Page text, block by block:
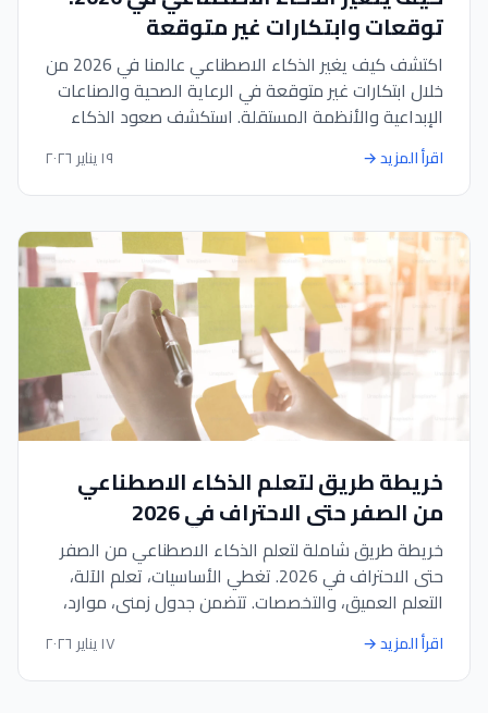
توقعات وابتكارات غير متوقعة
اكتشف كيف يغير الذكاء الاصطناعي عالمنا في 2026 من
خلال ابتكارات غير متوقعة في الرعاية الصحية والصناعات
الإبداعية والأنظمة المستقلة. استكشف صعود الذكاء
الاصطناعي متعدد الوسائط والاعتبارات الأخلاقية
والتطبيقات الرائدة.
١٩ يناير ٢٠٢٦ اقرأ المزيد→
خريطة طريق لتعلم الذكاء الاصطناعي
من الصفر حتى الاحتراف في 2026
خريطة طريق شاملة لتعلم الذكاء الاصطناعي من الصفر
حتى الاحتراف في 2026. تغطي الأساسيات، تعلم الآلة،
التعلم العميق، والتخصصات. تتضمن جدول زمني، موارد،
منظم 14-19 شهرًا.
١٧ يناير ٢٠٢٦ اقرأ المزيد→